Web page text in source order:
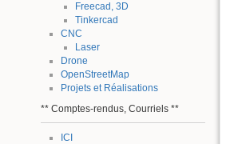
Freecad, 3D
Tinkercad
CNC
Laser
Drone
OpenStreetMap
Projets et Réalisations
** Comptes-rendus, Courriels **
ICI